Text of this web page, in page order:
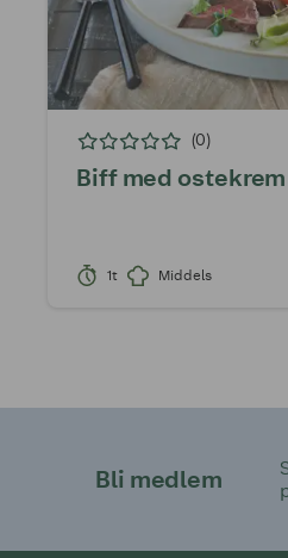
(0)
Biff med ostekrem
1t Middels
Bli medlem